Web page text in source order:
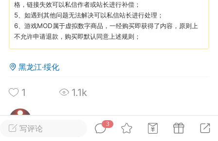
作弊模组的发布规范近期收到一些信息
作弊模组在联机服务器使用,为了维护游
环境，中文网特此发布以下声明，规范
模组的发布行为：1. *...
汉
2.22w
大人
Lv.8
写评论
3
格，链接失效可以私信作者或站长进行补偿；
5、如遇到其他问题无法解决可以私信站长进行处理；
6、游戏MOD属于虚拟数字商品，一经购买即获得了内容，原则上
不允许申请退款，购买即默认同意上述规则；
黑龙江·绥化
1 1.1k